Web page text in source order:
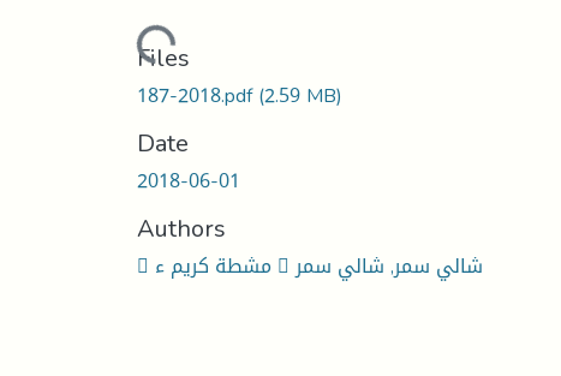
Loading...
Files
187-2018.pdf(2.59 MB)
Date
2018-06-01
Authors
 مشطة كریم ء  شالي سمر, شالي سمر